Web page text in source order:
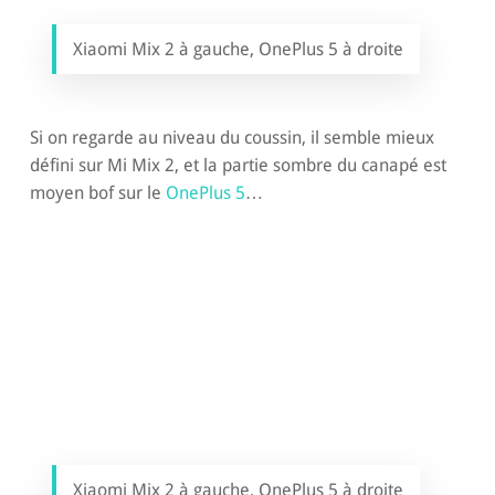
Xiaomi Mix 2 à gauche, OnePlus 5 à droite
Si on regarde au niveau du coussin, il semble mieux
défini sur Mi Mix 2, et la partie sombre du canapé est
moyen bof sur le OnePlus 5…
Xiaomi Mix 2 à gauche, OnePlus 5 à droite